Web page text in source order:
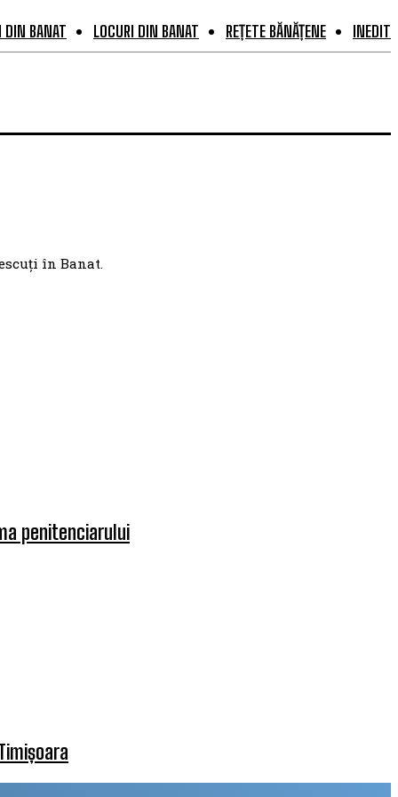
DIN BANAT LOCURI DIN BANAT REȚETE BĂNĂȚENE INEDIT
în Banat.
penitenciarului